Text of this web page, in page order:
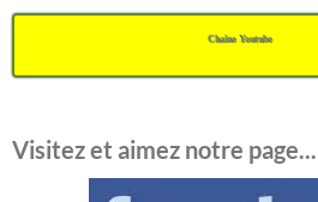
Chaîne Youtube
Visitez et aimez notre page...